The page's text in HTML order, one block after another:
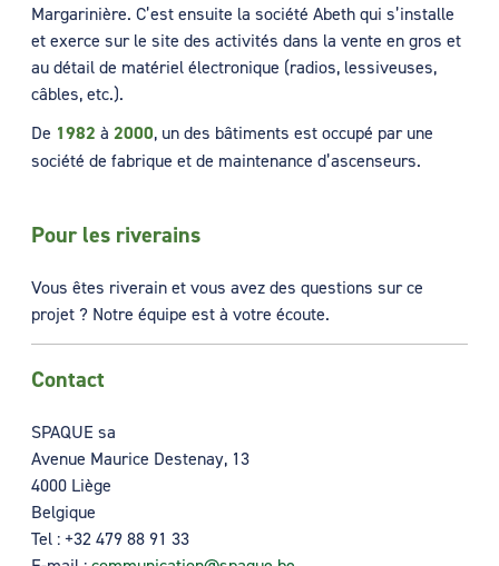
Margarinière. C’est ensuite la société Abeth qui s’installe
et exerce sur le site des activités dans la vente en gros et
au détail de matériel électronique (radios, lessiveuses,
câbles, etc.).
De 1982 à 2000, un des bâtiments est occupé par une
société de fabrique et de maintenance d’ascenseurs.
Pour les riverains
Vous êtes riverain et vous avez des questions sur ce
projet ? Notre équipe est à votre écoute.
Contact
SPAQUE sa
Avenue Maurice Destenay, 13
4000 Liège
Belgique
Tel : +32 479 88 91 33